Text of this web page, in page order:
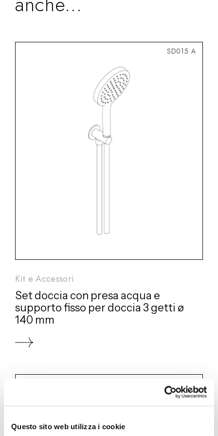
Questo sito web utilizza i cookie
SD015 A
Kit e Accessori
Set doccia con presa acqua e
supporto fisso per doccia 3 getti ø
140 mm
BJ002 A